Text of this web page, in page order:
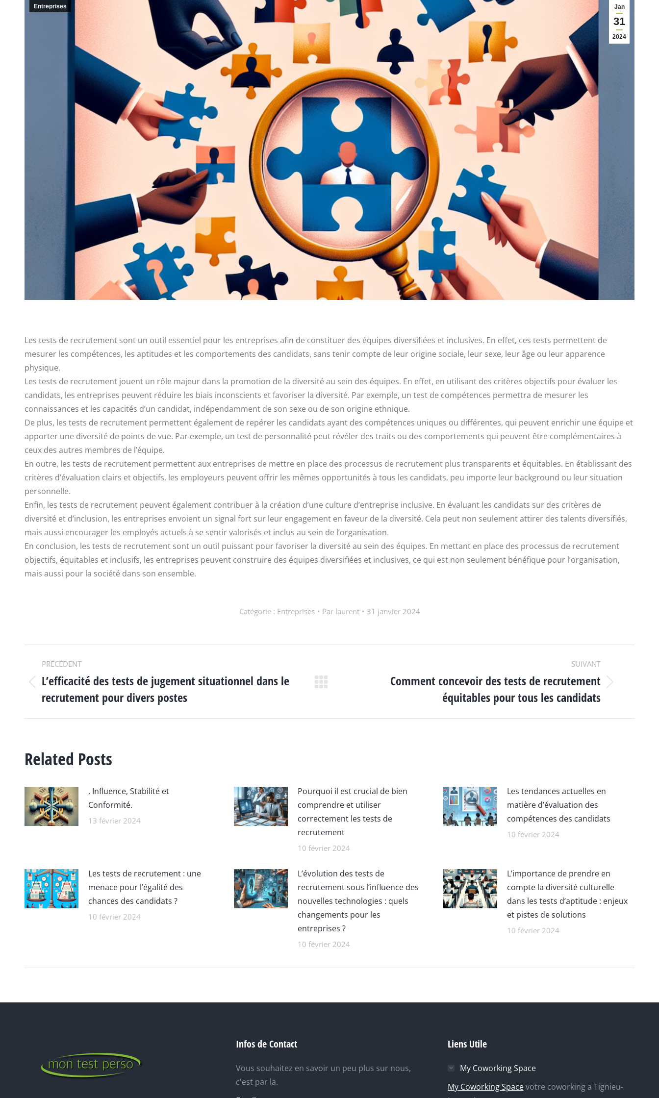
Jan
31
2024
Entreprises
Les tests de recrutement sont un outil essentiel pour les entreprises afin de constituer des équipes diversifiées et inclusives. En effet, ces tests permettent de
mesurer les compétences, les aptitudes et les comportements des candidats, sans tenir compte de leur origine sociale, leur sexe, leur âge ou leur apparence
physique.
Les tests de recrutement jouent un rôle majeur dans la promotion de la diversité au sein des équipes. En effet, en utilisant des critères objectifs pour évaluer les
candidats, les entreprises peuvent réduire les biais inconscients et favoriser la diversité. Par exemple, un test de compétences permettra de mesurer les
connaissances et les capacités d’un candidat, indépendamment de son sexe ou de son origine ethnique.
De plus, les tests de recrutement permettent également de repérer les candidats ayant des compétences uniques ou différentes, qui peuvent enrichir une équipe et
apporter une diversité de points de vue. Par exemple, un test de personnalité peut révéler des traits ou des comportements qui peuvent être complémentaires à
ceux des autres membres de l’équipe.
En outre, les tests de recrutement permettent aux entreprises de mettre en place des processus de recrutement plus transparents et équitables. En établissant des
critères d’évaluation clairs et objectifs, les employeurs peuvent offrir les mêmes opportunités à tous les candidats, peu importe leur background ou leur situation
personnelle.
Enfin, les tests de recrutement peuvent également contribuer à la création d’une culture d’entreprise inclusive. En évaluant les candidats sur des critères de
diversité et d’inclusion, les entreprises envoient un signal fort sur leur engagement en faveur de la diversité. Cela peut non seulement attirer des talents diversifiés,
mais aussi encourager les employés actuels à se sentir valorisés et inclus au sein de l’organisation.
En conclusion, les tests de recrutement sont un outil puissant pour favoriser la diversité au sein des équipes. En mettant en place des processus de recrutement
objectifs, équitables et inclusifs, les entreprises peuvent construire des équipes diversifiées et inclusives, ce qui est non seulement bénéfique pour l’organisation,
mais aussi pour la société dans son ensemble.
Catégorie : Entreprises Par laurent 31 janvier 2024
NAVIGATION
ARTICLE
PRÉCÉDENT
Article
précédent
:
L’efficacité des tests de jugement situationnel dans le
recrutement pour divers postes
SUIVANT
:
Comment concevoir des tests de recrutement
équitables pour tous les candidats
Related Posts
, Influence, Stabilité et
Conformité.
13 février 2024
Pourquoi il est crucial de bien
comprendre et utiliser
correctement les tests de
recrutement
10 février 2024
Les tendances actuelles en
matière d’évaluation des
compétences des candidats
10 février 2024
Les tests de recrutement : une
menace pour l’égalité des
chances des candidats ?
10 février 2024
L’évolution des tests de
recrutement sous l’influence des
nouvelles technologies : quels
changements pour les
entreprises ?
10 février 2024
L’importance de prendre en
compte la diversité culturelle
dans les tests d’aptitude : enjeux
et pistes de solutions
10 février 2024
Infos de Contact
Vous souhaitez en savoir un peu plus sur nous,
c'est par la.
Liens Utile
My Coworking Space
My Coworking Spacevotre coworking a Tignieu-